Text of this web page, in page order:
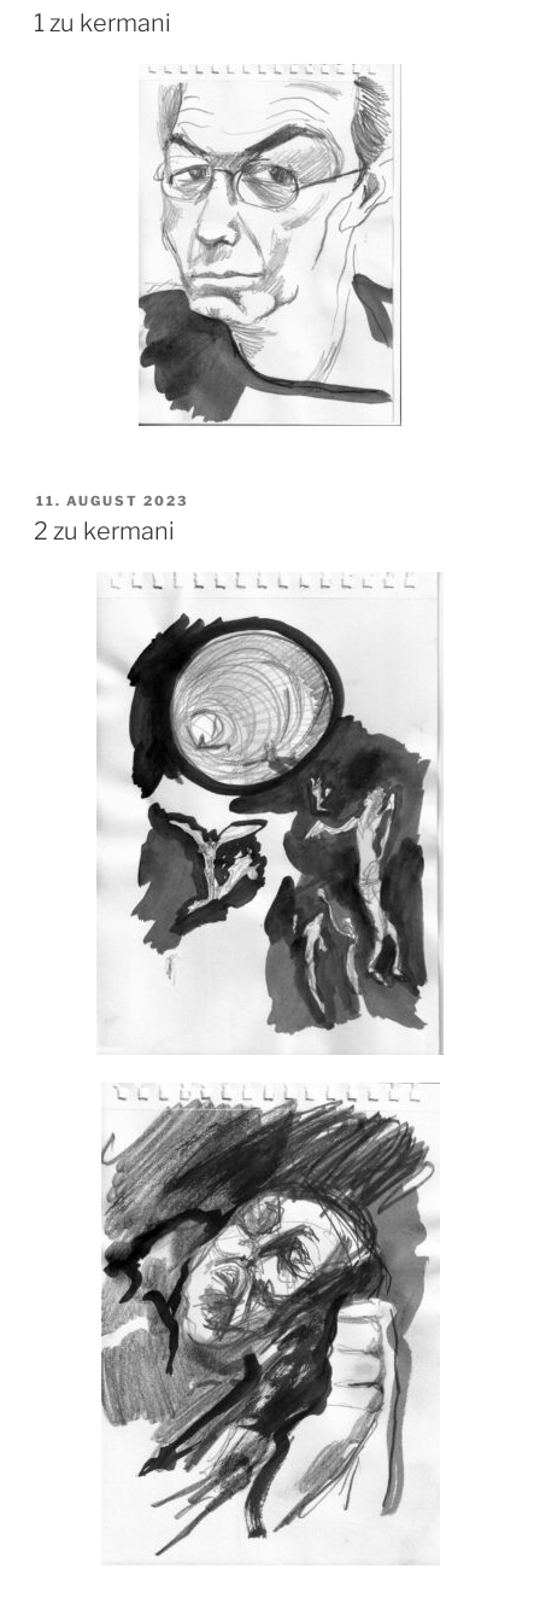
AM
1 zu kermani
VERÖFFENTLICHT
AM
11. AUGUST 2023
2 zu kermani